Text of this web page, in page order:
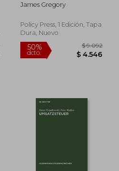
James Gregory
Policy Press, 1 Edición, Tapa
Dura, Nuevo